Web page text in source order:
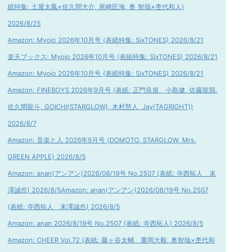
紙特集: 土屋太鳳×佐久間大介, 尾崎匠海, 奥 智哉×杢代和人)
2026/8/25
Amazon: Myojo 2026年10月号 (表紙特集: SixTONES) 2026/8/21
楽天ブックス: Myojo 2026年10月号 (表紙特集: SixTONES) 2026/8/21
Amazon: Myojo 2026年10月号 (表紙特集: SixTONES) 2026/8/21
Amazon: FINEBOYS 2026年9月号 (表紙: 正門良規 小島健, 佐藤龍我,
佐久間龍斗, GOICHI(STARGLOW), 木村慧人, Jay(TAGRIGHT))
2026/8/7
Amazon: 音楽と人 2026年9月号 (DOMOTO, STARGLOW, Mrs.
GREEN APPLE) 2026/8/5
Amazon: anan(アンアン)2026/08/19号 No.2507 (表紙: 寺西拓人 末
澤誠也) 2026/8/5Amazon: anan(アンアン)2026/08/19号 No.2507
(表紙: 寺西拓人 末澤誠也) 2026/8/5
Amazon: anan 2026/8/19号 No.2507 (表紙: 寺西拓人) 2026/8/5
Amazon: CHEER Vol.72 (表紙: 藤ヶ谷太輔 重岡大毅, 奥智哉×杢代和